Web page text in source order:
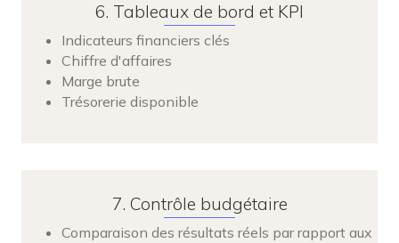
6. Tableaux de bord et KPI
Indicateurs financiers clés
Chiffre d'affaires
Marge brute
Trésorerie disponible
7. Contrôle budgétaire
Comparaison des résultats réels par rapport aux